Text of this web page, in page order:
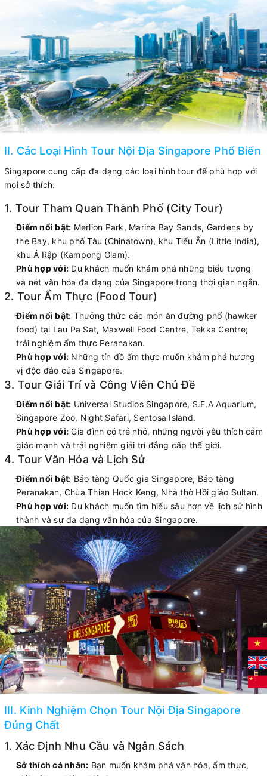
II. Các Loại Hình Tour Nội Địa Singapore Phổ Biến
Singapore cung cấp đa dạng các loại hình tour để phù hợp với
mọi sở thích:
1. Tour Tham Quan Thành Phố (City Tour)
Điểm nổi bật: Merlion Park, Marina Bay Sands, Gardens by
the Bay, khu phố Tàu (Chinatown), khu Tiểu Ấn (Little India),
khu Ả Rập (Kampong Glam).
Phù hợp với: Du khách muốn khám phá những biểu tượng
và nét văn hóa đa dạng của Singapore trong thời gian ngắn.
2. Tour Ẩm Thực (Food Tour)
Điểm nổi bật: Thưởng thức các món ăn đường phố (hawker
food) tại Lau Pa Sat, Maxwell Food Centre, Tekka Centre;
trải nghiệm ẩm thực Peranakan.
Phù hợp với: Những tín đồ ẩm thực muốn khám phá hương
vị độc đáo của Singapore.
3. Tour Giải Trí và Công Viên Chủ Đề
Điểm nổi bật: Universal Studios Singapore, S.E.A Aquarium,
Singapore Zoo, Night Safari, Sentosa Island.
Phù hợp với: Gia đình có trẻ nhỏ, những người yêu thích cảm
giác mạnh và trải nghiệm giải trí đẳng cấp thế giới.
4. Tour Văn Hóa và Lịch Sử
Điểm nổi bật: Bảo tàng Quốc gia Singapore, Bảo tàng
Peranakan, Chùa Thian Hock Keng, Nhà thờ Hồi giáo Sultan.
Phù hợp với: Du khách muốn tìm hiểu sâu hơn về lịch sử hình
thành và sự đa dạng văn hóa của Singapore.
III. Kinh Nghiệm Chọn Tour Nội Địa Singapore
Đúng Chất
1. Xác Định Nhu Cầu và Ngân Sách
Sở thích cá nhân: Bạn muốn khám phá văn hóa, ẩm thực,